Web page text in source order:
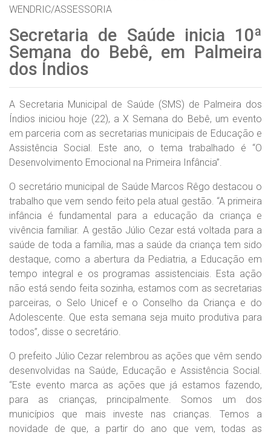
WENDRIC/ASSESSORIA
Secretaria de Saúde inicia 10ª
Semana do Bebê, em Palmeira
dos Índios
A Secretaria Municipal de Saúde (SMS) de Palmeira dos
Índios iniciou hoje (22), a X Semana do Bebê, um evento
em parceria com as secretarias municipais de Educação e
Assistência Social. Este ano, o tema trabalhado é “O
Desenvolvimento Emocional na Primeira Infância”.
O secretário municipal de Saúde Marcos Rêgo destacou o
trabalho que vem sendo feito pela atual gestão. “A primeira
infância é fundamental para a educação da criança e
vivência familiar. A gestão Júlio Cezar está voltada para a
saúde de toda a família, mas a saúde da criança tem sido
destaque, como a abertura da Pediatria, a Educação em
tempo integral e os programas assistenciais. Esta ação
não está sendo feita sozinha, estamos com as secretarias
parceiras, o Selo Unicef e o Conselho da Criança e do
Adolescente. Que esta semana seja muito produtiva para
todos”, disse o secretário.
O prefeito Júlio Cezar relembrou as ações que vêm sendo
desenvolvidas na Saúde, Educação e Assistência Social.
“Este evento marca as ações que já estamos fazendo,
para as crianças, principalmente. Somos um dos
municípios que mais investe nas crianças. Temos a
novidade de que, a partir do ano que vem, todas as